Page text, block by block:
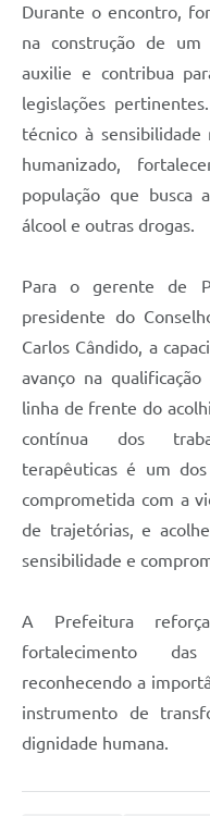
Durante o encontro,
na construção de
auxilie e contribua
legislações
técnico à sensibilidade
humanizado,
população que busca
álcool e outras drogas.
Para o gerente de
presidente do
Carlos Cândido, a
avanço na
linha de frente do
contínua dos
terapêuticas é um
comprometida com a
de trajetórias, e
sensibilidade e
A Prefeitura
fortalecimento das
reconhecendo a
instrumento de
dignidade humana.